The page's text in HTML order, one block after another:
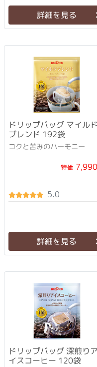
詳細を見る
ドリップバッグ マイルド
ブレンド 192袋
コクと苦みのハーモニー
特価
5.0
詳細を見る
ドリップバッグ 深煎りア
イスコーヒー 120袋